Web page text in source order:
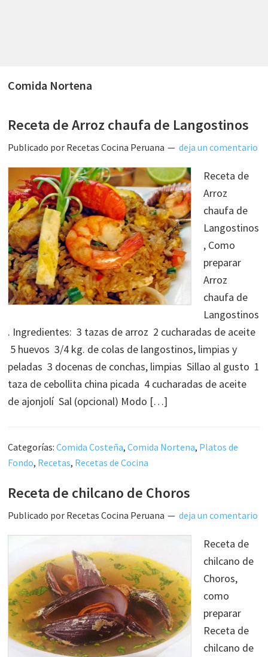
Comida Nortena
Receta de Arroz chaufa de Langostinos
Publicado por Recetas Cocina Peruana deja un comentario
Receta de
Arroz
chaufa de
Langostinos
, Como
preparar
Arroz
chaufa de
Langostinos
. Ingredientes: 3 tazas de arroz 2 cucharadas de aceite
5 huevos 3/4 kg. de colas de langostinos, limpias y
peladas 3 docenas de conchas, limpias Sillao al gusto 1
taza de cebollita china picada 4 cucharadas de aceite
de ajonjolí Sal (opcional) Modo […]
Categorías:Comida Costeña,Comida Nortena, Platos de
Fondo, Recetas, Recetas de Cocina
Receta de chilcano de Choros
Publicado por Recetas Cocina Peruana deja un comentario
Receta de
chilcano de
Choros,
como
preparar
Receta de
chilcano de